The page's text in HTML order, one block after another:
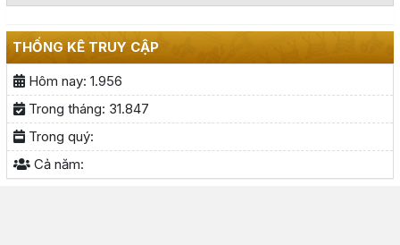
THỐNG KÊ TRUY CẬP
Hôm nay: 1.956
Trong tháng: 31.847
Trong quý:
Cả năm: